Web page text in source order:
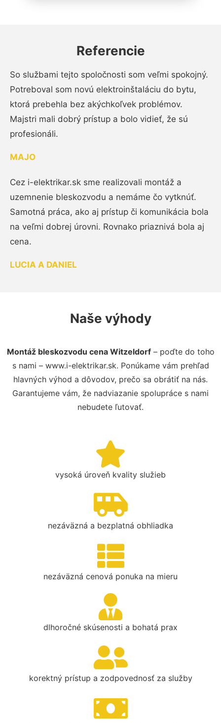
Referencie
So službami tejto spoločnosti som veľmi spokojný.
Potreboval som novú elektroinštaláciu do bytu,
ktorá prebehla bez akýchkoľvek problémov.
Majstri mali dobrý prístup a bolo vidieť, že sú
profesionáli.
MAJO
Cez i-elektrikar.sk sme realizovali montáž a
uzemnenie bleskozvodu a nemáme čo vytknúť.
Samotná práca, ako aj prístup či komunikácia bola
na veľmi dobrej úrovni. Rovnako priaznivá bola aj
cena.
LUCIA A DANIEL
Naše výhody
Montáž bleskozvodu cena Witzeldorf– poďte do toho
s nami – www.i-elektrikar.sk. Ponúkame vám prehľad
hlavných výhod a dôvodov, prečo sa obrátiť na nás.
Garantujeme vám, že nadviazanie spolupráce s nami
nebudete ľutovať.
vysoká úroveň kvality služieb
nezáväzná a bezplatná obhliadka
nezáväzná cenová ponuka na mieru
dlhoročné skúsenosti a bohatá prax
korektný prístup a zodpovednosť za služby